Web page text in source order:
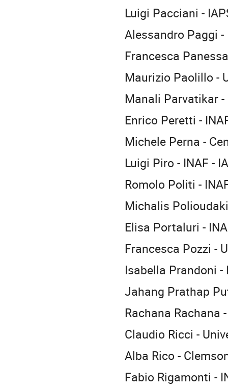
Luigi Pacciani -
Alessandro Paggi -
Francesca
Maurizio Paolillo -
Manali Parvatikar
Enrico Peretti -
Michele Perna -
Luigi Piro - INAF -
Romolo Politi -
Michalis
Elisa Portaluri -
Francesca Pozzi -
Isabella Prandoni -
Jahang Prathap
Rachana Rachana
Claudio Ricci -
Alba Rico -
Fabio Rigamonti -